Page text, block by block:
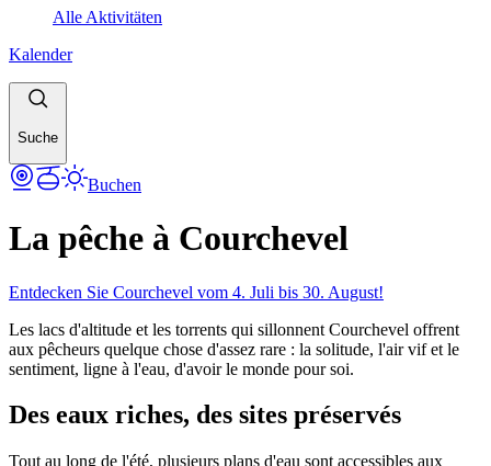
Alle Aktivitäten
Kalender
Suche
Buchen
La pêche à Courchevel
Entdecken Sie Courchevel vom 4. Juli bis 30. August!
Les lacs d'altitude et les torrents qui sillonnent Courchevel offrent
aux pêcheurs quelque chose d'assez rare : la solitude, l'air vif et le
sentiment, ligne à l'eau, d'avoir le monde pour soi.
Des eaux riches, des sites préservés
Tout au long de l'été, plusieurs plans d'eau sont accessibles aux